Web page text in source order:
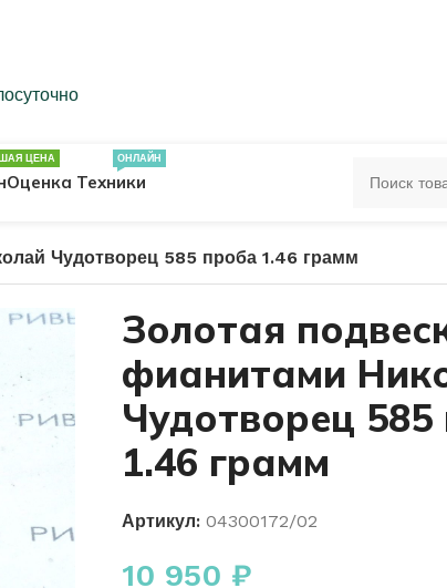
ПЕЧАТКИ КОЛЬЦА 583 ПРОБЫ
ЦЕНА
Оценка Техники
ОНЛАЙН
Чудотворец 585 проба 1.46 грамм
Золотая
фианитами
Чудотворец
1.46 грамм
Артикул: 04300172/02
10 950 ₽